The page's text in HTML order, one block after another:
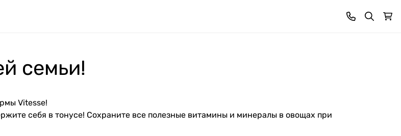
семьи!
Vitesse!
себя в тонусе! Сохраните все полезные витамины и минералы в овощах при